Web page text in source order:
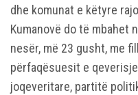
dhe komunat e këtyre
Kumanovë do të mbahet
nesër, më 23 gusht, me
përfaqësuesit e
joqeveritare, partitë